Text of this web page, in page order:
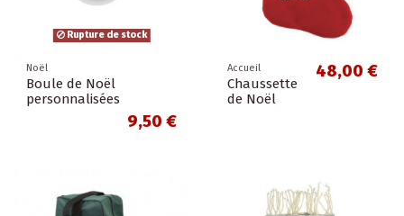
Rupture de stock
Noël
Boule de Noël
personnalisées
9,50 €
Accueil
Chaussette
de Noël
48,00 €